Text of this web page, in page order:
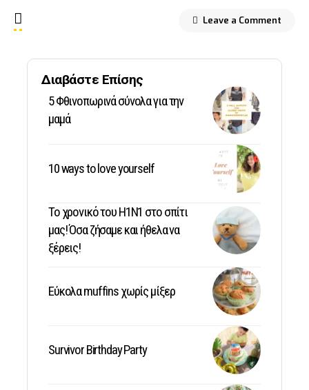
Leave a Comment
Διαβάστε Επίσης
5 Φθινοπωρινά σύνολα για την
μαμά
10 ways to love yourself
Το χρονικό του Η1Ν1 στο σπίτι
μας! Όσα ζήσαμε και ήθελα να
ξέρεις!
Εύκολα muffins χωρίς μίξερ
Survivor Birthday Party